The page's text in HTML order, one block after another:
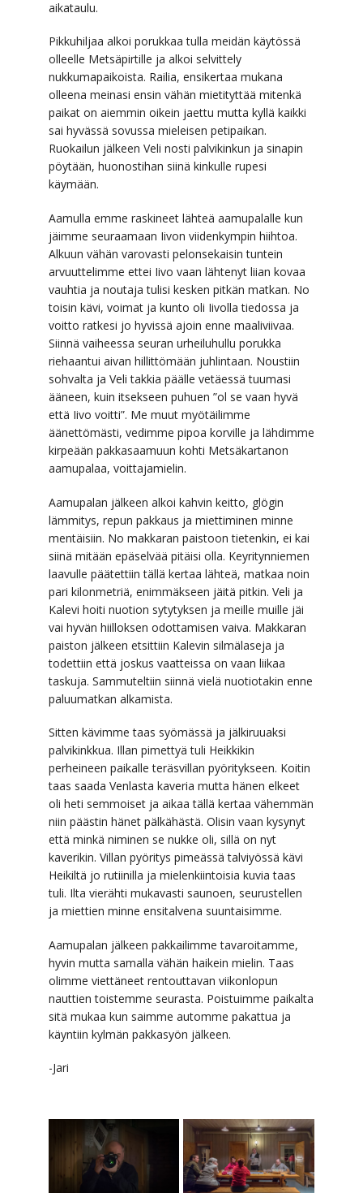
aikataulu.
Pikkuhiljaa alkoi porukkaa tulla meidän käytössä
olleelle Metsäpirtille ja alkoi selvittely
nukkumapaikoista. Railia, ensikertaa mukana
olleena meinasi ensin vähän mietityttää mitenkä
paikat on aiemmin oikein jaettu mutta kyllä kaikki
sai hyvässä sovussa mieleisen petipaikan.
Ruokailun jälkeen Veli nosti palvikinkun ja sinapin
pöytään, huonostihan siinä kinkulle rupesi
käymään.
Aamulla emme raskineet lähteä aamupalalle kun
jäimme seuraamaan Iivon viidenkympin hiihtoa.
Alkuun vähän varovasti pelonsekaisin tuntein
arvuuttelimme ettei Iivo vaan lähtenyt liian kovaa
vauhtia ja noutaja tulisi kesken pitkän matkan. No
toisin kävi, voimat ja kunto oli Iivolla tiedossa ja
voitto ratkesi jo hyvissä ajoin enne maaliviivaa.
Siinnä vaiheessa seuran urheiluhullu porukka
riehaantui aivan hillittömään juhlintaan. Noustiin
sohvalta ja Veli takkia päälle vetäessä tuumasi
ääneen, kuin itsekseen puhuen ”ol se vaan hyvä
että Iivo voitti”. Me muut myötäilimme
äänettömästi, vedimme pipoa korville ja lähdimme
kirpeään pakkasaamuun kohti Metsäkartanon
aamupalaa, voittajamielin.
Aamupalan jälkeen alkoi kahvin keitto, glögin
lämmitys, repun pakkaus ja miettiminen minne
mentäisiin. No makkaran paistoon tietenkin, ei kai
siinä mitään epäselvää pitäisi olla. Keyritynniemen
laavulle päätettiin tällä kertaa lähteä, matkaa noin
pari kilonmetriä, enimmäkseen jäitä pitkin. Veli ja
Kalevi hoiti nuotion sytytyksen ja meille muille jäi
vai hyvän hiilloksen odottamisen vaiva. Makkaran
paiston jälkeen etsittiin Kalevin silmälaseja ja
todettiin että joskus vaatteissa on vaan liikaa
taskuja. Sammuteltiin siinnä vielä nuotiotakin enne
paluumatkan alkamista.
Sitten kävimme taas syömässä ja jälkiruuaksi
palvikinkkua. Illan pimettyä tuli Heikkikin
perheineen paikalle teräsvillan pyöritykseen. Koitin
taas saada Venlasta kaveria mutta hänen elkeet
oli heti semmoiset ja aikaa tällä kertaa vähemmän
niin päästin hänet pälkähästä. Olisin vaan kysynyt
että minkä niminen se nukke oli, sillä on nyt
kaverikin. Villan pyöritys pimeässä talviyössä kävi
Heikiltä jo rutiinilla ja mielenkiintoisia kuvia taas
tuli. Ilta vierähti mukavasti saunoen, seurustellen
ja miettien minne ensitalvena suuntaisimme.
Aamupalan jälkeen pakkailimme tavaroitamme,
hyvin mutta samalla vähän haikein mielin. Taas
olimme viettäneet rentouttavan viikonlopun
nauttien toistemme seurasta. Poistuimme paikalta
sitä mukaa kun saimme automme pakattua ja
käyntiin kylmän pakkasyön jälkeen.
-Jari